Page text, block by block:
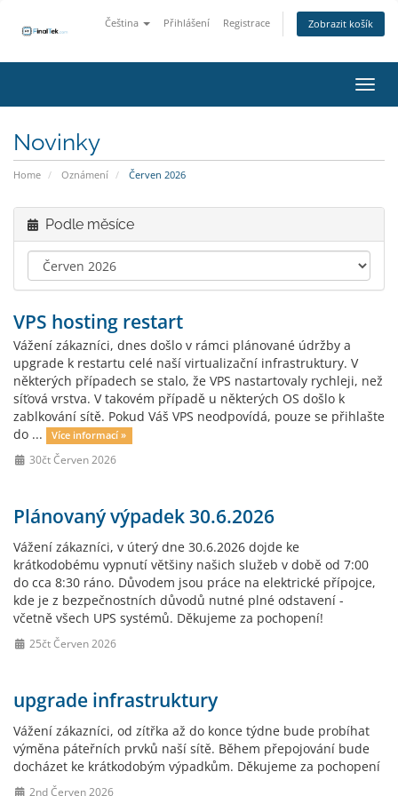
Čeština Přihlášení Registrace Zobrazit košík
Novinky
Home Oznámení Červen 2026
Podle měsíce
VPS hosting restart
Vážení zákazníci, dnes došlo v rámci plánované údržby a
upgrade k restartu celé naší virtualizační infrastruktury. V
některých případech se stalo, že VPS nastartovaly rychleji, než
síťová vrstva. V takovém případě u některých OS došlo k
zablkování sítě. Pokud Váš VPS neodpovídá, pouze se přihlašte
do ...
Více informací »
30čt Červen 2026
Plánovaný výpadek 30.6.2026
Vážení zákazníci, v úterý dne 30.6.2026 dojde ke
krátkodobému vypnutí většiny našich služeb v době od 7:00
do cca 8:30 ráno. Důvodem jsou práce na elektrické přípojce,
kde je z bezpečnostních důvodů nutné plné odstavení -
včetně všech UPS systémů. Děkujeme za pochopení!
25čt Červen 2026
upgrade infrastruktury
Vážení zákazníci, od zítřka až do konce týdne bude probíhat
výměna páteřních prvků naší sítě. Během přepojování bude
docházet ke krátkodobým výpadkům. Děkujeme za pochopení
2nd Červen 2026